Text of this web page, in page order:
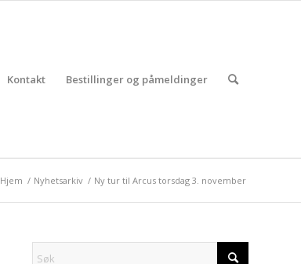
Kontakt Bestillinger og påmeldinger
Hjem / Nyhetsarkiv / Ny tur til Arcus torsdag 3. november